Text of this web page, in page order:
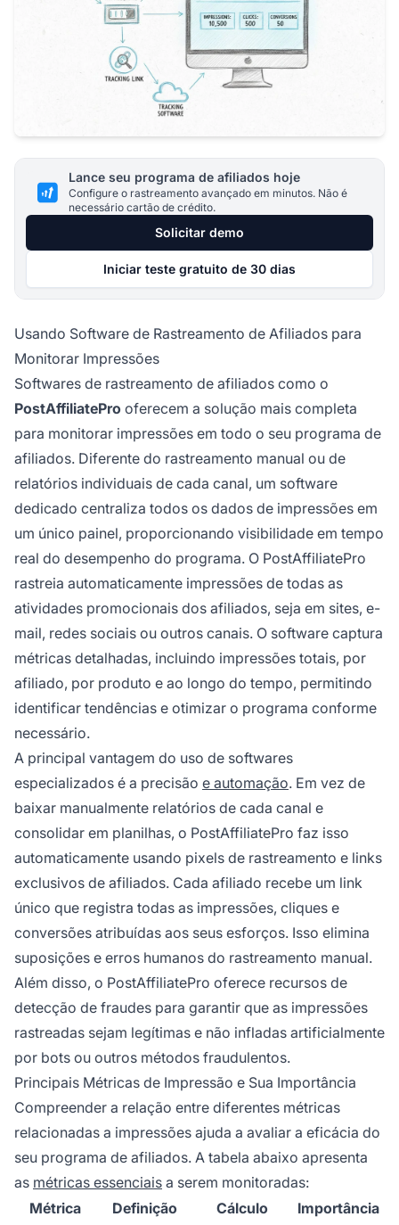
Lance seu programa de afiliados hoje
Configure o rastreamento avançado em minutos. Não é
necessário cartão de crédito.
Solicitar demo
Iniciar teste gratuito de 30 dias
Usando Software de Rastreamento de Afiliados para
Monitorar Impressões
Softwares de rastreamento de afiliados como o
PostAffiliatePro oferecem a solução mais completa
para monitorar impressões em todo o seu programa de
afiliados. Diferente do rastreamento manual ou de
relatórios individuais de cada canal, um software
dedicado centraliza todos os dados de impressões em
um único painel, proporcionando visibilidade em tempo
real do desempenho do programa. O PostAffiliatePro
rastreia automaticamente impressões de todas as
atividades promocionais dos afiliados, seja em sites, e-
mail, redes sociais ou outros canais. O software captura
métricas detalhadas, incluindo impressões totais, por
afiliado, por produto e ao longo do tempo, permitindo
identificar tendências e otimizar o programa conforme
necessário.
A principal vantagem do uso de softwares
especializados é a precisão e automação. Em vez de
baixar manualmente relatórios de cada canal e
consolidar em planilhas, o PostAffiliatePro faz isso
automaticamente usando pixels de rastreamento e links
exclusivos de afiliados. Cada afiliado recebe um link
único que registra todas as impressões, cliques e
conversões atribuídas aos seus esforços. Isso elimina
suposições e erros humanos do rastreamento manual.
Além disso, o PostAffiliatePro oferece recursos de
detecção de fraudes para garantir que as impressões
rastreadas sejam legítimas e não infladas artificialmente
por bots ou outros métodos fraudulentos.
Principais Métricas de Impressão e Sua Importância
Compreender a relação entre diferentes métricas
relacionadas a impressões ajuda a avaliar a eficácia do
seu programa de afiliados. A tabela abaixo apresenta
as métricas essenciais a serem monitoradas:
Métrica
Definição Cálculo Importância